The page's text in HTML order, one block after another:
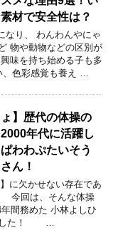
材で安全性は？
り、 わんわんやにゃ
物や動物などの区別が
味を持ち始める子も多
色彩感覚も養え …
】歴代の体操の
年代に活躍し
わわぷたいそう
ん！
に欠かせない存在であ
今回は、そんな体操
間務めた 小林よしひ
ました！ …